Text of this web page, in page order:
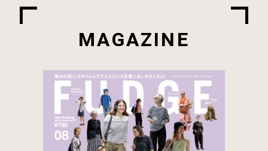
MAGAZINE